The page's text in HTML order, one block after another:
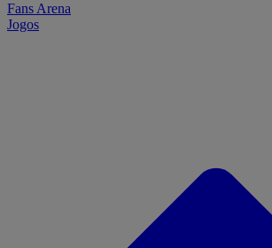
Fans Arena
Jogos